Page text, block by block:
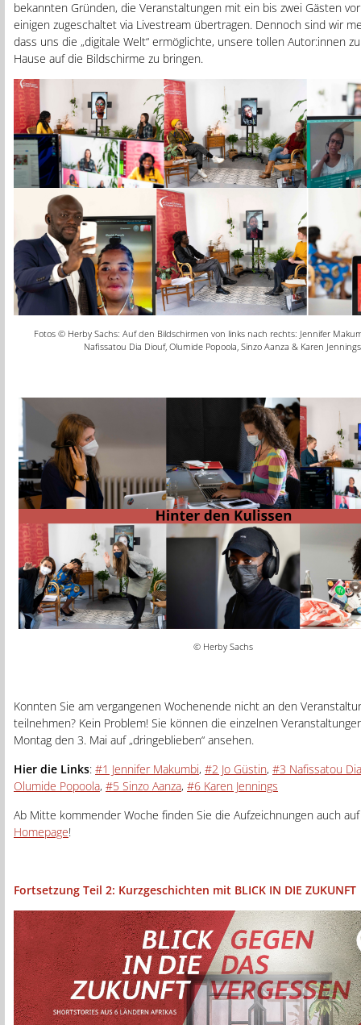
bekannten Gründen, die Veranstaltungen mit ein bis zwei Gästen
einigen zugeschaltet via Livestream übertragen. Dennoch sind wir
dass uns die „digitale Welt“ ermöglichte, unsere tollen Autor:innen
Hause auf die Bildschirme zu bringen.
Fotos © Herby Sachs: Auf den Bildschirmen von links nach rechts: Jennifer
Nafissatou Dia Diouf, Olumide Popoola, Sinzo Aanza & Karen
© Herby Sachs
Konnten Sie am vergangenen Wochenende nicht an den
teilnehmen? Kein Problem! Sie können die einzelnen
Montag den 3. Mai auf „dringeblieben“ ansehen.
Hier die Links: #1 Jennifer Makumbi, #2 Jo Güstin, #3 Nafissatou
Olumide Popoola, #5 Sinzo Aanza, #6 Karen Jennings
Ab Mitte kommender Woche finden Sie die Aufzeichnungen auch
Homepage!
Fortsetzung Teil 2: Kurzgeschichten mit BLICK IN DIE ZUKUNFT